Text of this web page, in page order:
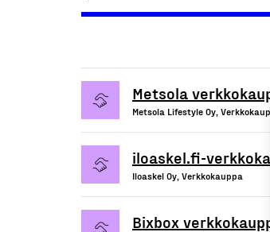
Metsola
Metsola Lifestyle Oy,
iloaskel.fi-
Iloaskel Oy, Verkkokauppa
Bixbox